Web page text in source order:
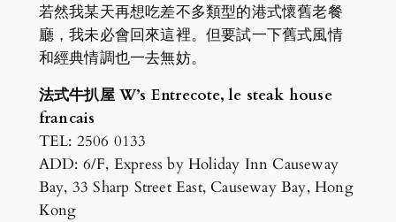
若然我某天再想吃差不多類型的港式懷舊老餐
廳，我未必會回來這裡。但要試一下舊式風情
和經典情調也一去無妨。
法式牛扒屋 W’s Entrecote, le steak house
francais
TEL: 2506 0133
ADD: 6/F, Express by Holiday Inn Causeway
Bay, 33 Sharp Street East, Causeway Bay, Hong
Kong